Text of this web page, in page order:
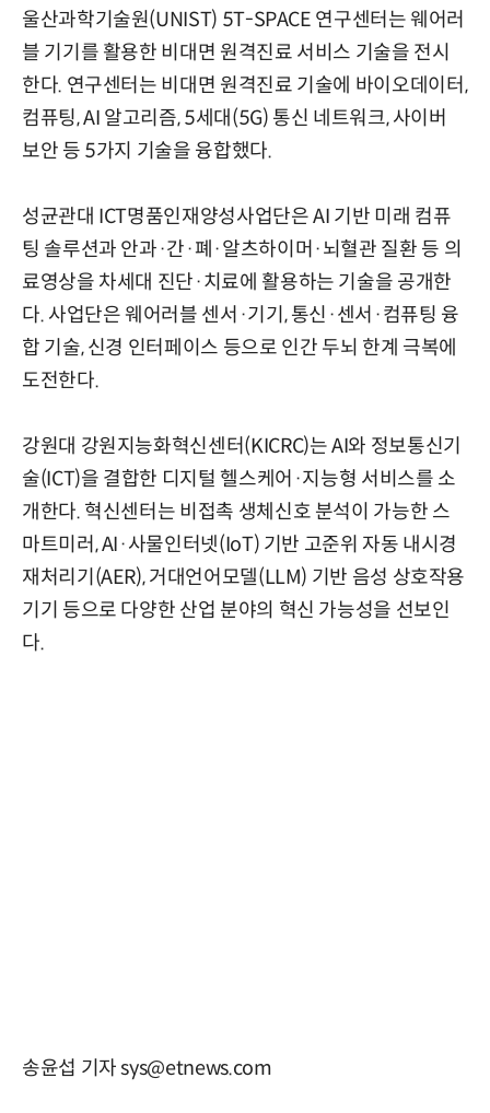
울산과학기술원(UNIST) 5T-SPACE 연구센터는 웨어러
블 기기를 활용한 비대면 원격진료 서비스 기술을 전시
한다. 연구센터는 비대면 원격진료 기술에 바이오데이터,
컴퓨팅, AI 알고리즘, 5세대(5G) 통신 네트워크, 사이버
보안 등 5가지 기술을 융합했다.
성균관대 ICT명품인재양성사업단은 AI 기반 미래 컴퓨
팅 솔루션과 안과·간·폐·알츠하이머·뇌혈관 질환 등 의
료영상을 차세대 진단·치료에 활용하는 기술을 공개한
다. 사업단은 웨어러블 센서·기기, 통신·센서·컴퓨팅 융
합 기술, 신경 인터페이스 등으로 인간 두뇌 한계 극복에
도전한다.
강원대 강원지능화혁신센터(KICRC)는 AI와 정보통신기
술(ICT)을 결합한 디지털 헬스케어·지능형 서비스를 소
개한다. 혁신센터는 비접촉 생체신호 분석이 가능한 스
마트미러, AI·사물인터넷(IoT) 기반 고준위 자동 내시경
재처리기(AER), 거대언어모델(LLM) 기반 음성 상호작용
기기 등으로 다양한 산업 분야의 혁신 가능성을 선보인
다.
송윤섭 기자 sys@etnews.com